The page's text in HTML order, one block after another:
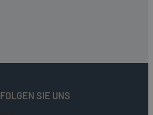
FOLGEN SIE UNS